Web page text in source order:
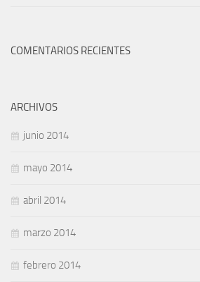
COMENTARIOS RECIENTES
ARCHIVOS
junio 2014
mayo 2014
abril 2014
marzo 2014
febrero 2014